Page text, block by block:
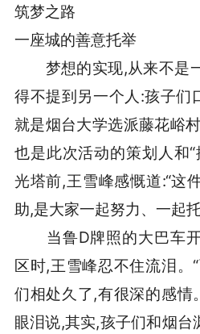
筑梦之路
一座城的善意托举
梦想的实现,从来不是
得不提到另一个人:孩子们
就是烟台大学选派藤花峪
也是此次活动的策划人和
光塔前,王雪峰感慨道:“这
助,是大家一起努力、一起
当鲁D牌照的大巴车开
区时,王雪峰忍不住流泪。
们相处久了,有很深的感情
眼泪说,其实,孩子们和烟